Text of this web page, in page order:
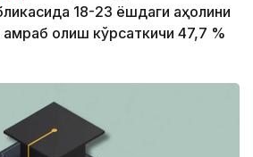
18-23 ёшдаги аҳолини
олиш кўрсаткичи 47,7 %